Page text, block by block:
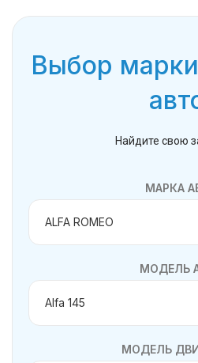
Выбор
Найдите свою
МАРКА
МОДЕЛЬ
МОДЕЛЬ